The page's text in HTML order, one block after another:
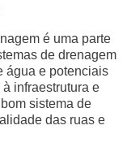
é uma parte
de drenagem
água e potenciais
infraestrutura e
sistema de
das ruas e